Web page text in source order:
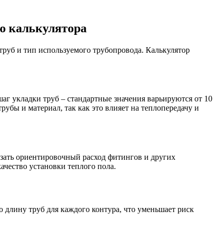
калькулятора
и тип используемого трубопровода. Калькулятор
укладки труб – стандартные значения варьируются от 10
и материал, так как это влияет на теплопередачу и
ориентировочный расход фитингов и других
установки теплого пола.
длину труб для каждого контура, что уменьшает риск